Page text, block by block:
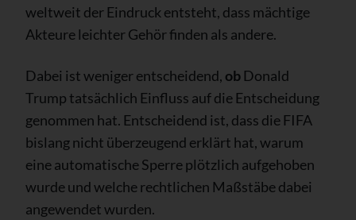
weltweit der Eindruck entsteht, dass mächtige
Akteure leichter Gehör finden als andere.
Dabei ist weniger entscheidend, ob Donald
Trump tatsächlich Einfluss auf die Entscheidung
genommen hat. Entscheidend ist, dass die FIFA
bislang nicht überzeugend erklärt hat, warum
eine automatische Sperre plötzlich aufgehoben
wurde und welche rechtlichen Maßstäbe dabei
angewendet wurden.